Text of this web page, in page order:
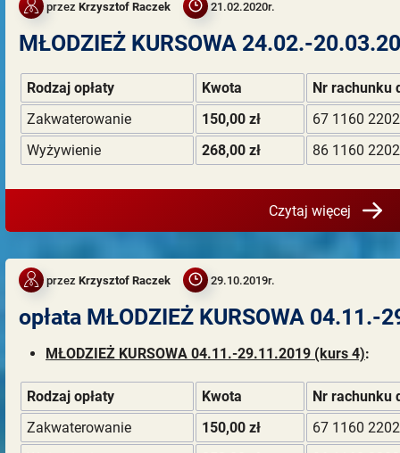
przez Krzysztof Raczek 21.02.2020r.
MŁODZIEŻ KURSOWA 24.02.-
Rodzaj opłaty Kwota
Nr rachunku
Zakwaterowanie
150,00 zł
67 1160
Wyżywienie
268,00 zł 86 1160
Czytaj więcej
przez Krzysztof Raczek 29.10.2019r.
opłata MŁODZIEŻ KURSOWA 04.11.-
MŁODZIEŻ KURSOWA 04.11.-29.11.2019 (kurs 4):
Rodzaj opłaty Kwota
Nr rachunku
Zakwaterowanie
150,00 zł
67 1160